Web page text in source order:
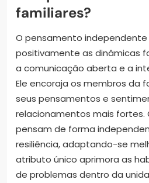
familiares?
O pensamento independente
positivamente as dinâmicas
a comunicação aberta e a
Ele encoraja os membros da
seus pensamentos e
relacionamentos mais fortes.
pensam de forma
resiliência, adaptando-se
atributo único aprimora as
de problemas dentro da